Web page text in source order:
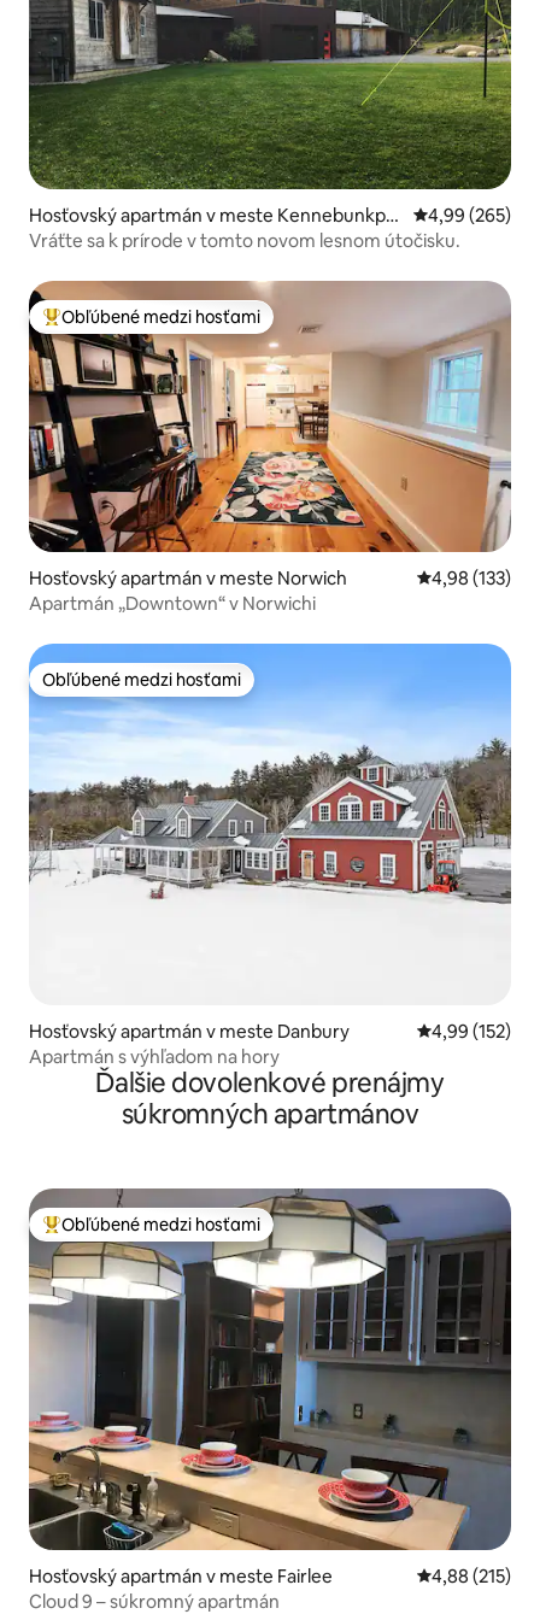
Hosťovský apartmán v meste Kennebunkpor
t
Priemerné
4,99 (265)
Vráťte sa k prírode v tomto novom lesnom útočisku.
Najobľúbenejšie medzi hosťami
Obľúbené medzi hosťami
Hosťovský apartmán v meste Norwich Priemerné
4,98 (133)
Apartmán „Downtown“ v Norwichi
Obľúbené medzi hosťami
Obľúbené medzi hosťami
Hosťovský apartmán v meste Danbury Priemerné
4,99 (152)
Apartmán s výhľadom na hory
Ďalšie dovolenkové prenájmy
súkromných apartmánov
Najobľúbenejšie medzi hosťami
Obľúbené medzi hosťami
Hosťovský apartmán v meste Fairlee Priemerné
4,88 (215)
Cloud 9 – súkromný apartmán